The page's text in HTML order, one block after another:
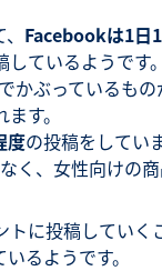
Facebookは1日
ているようです
かぶっているもの
す。
度の投稿をしてい
く、女性向けの
トに投稿していく
るようです。